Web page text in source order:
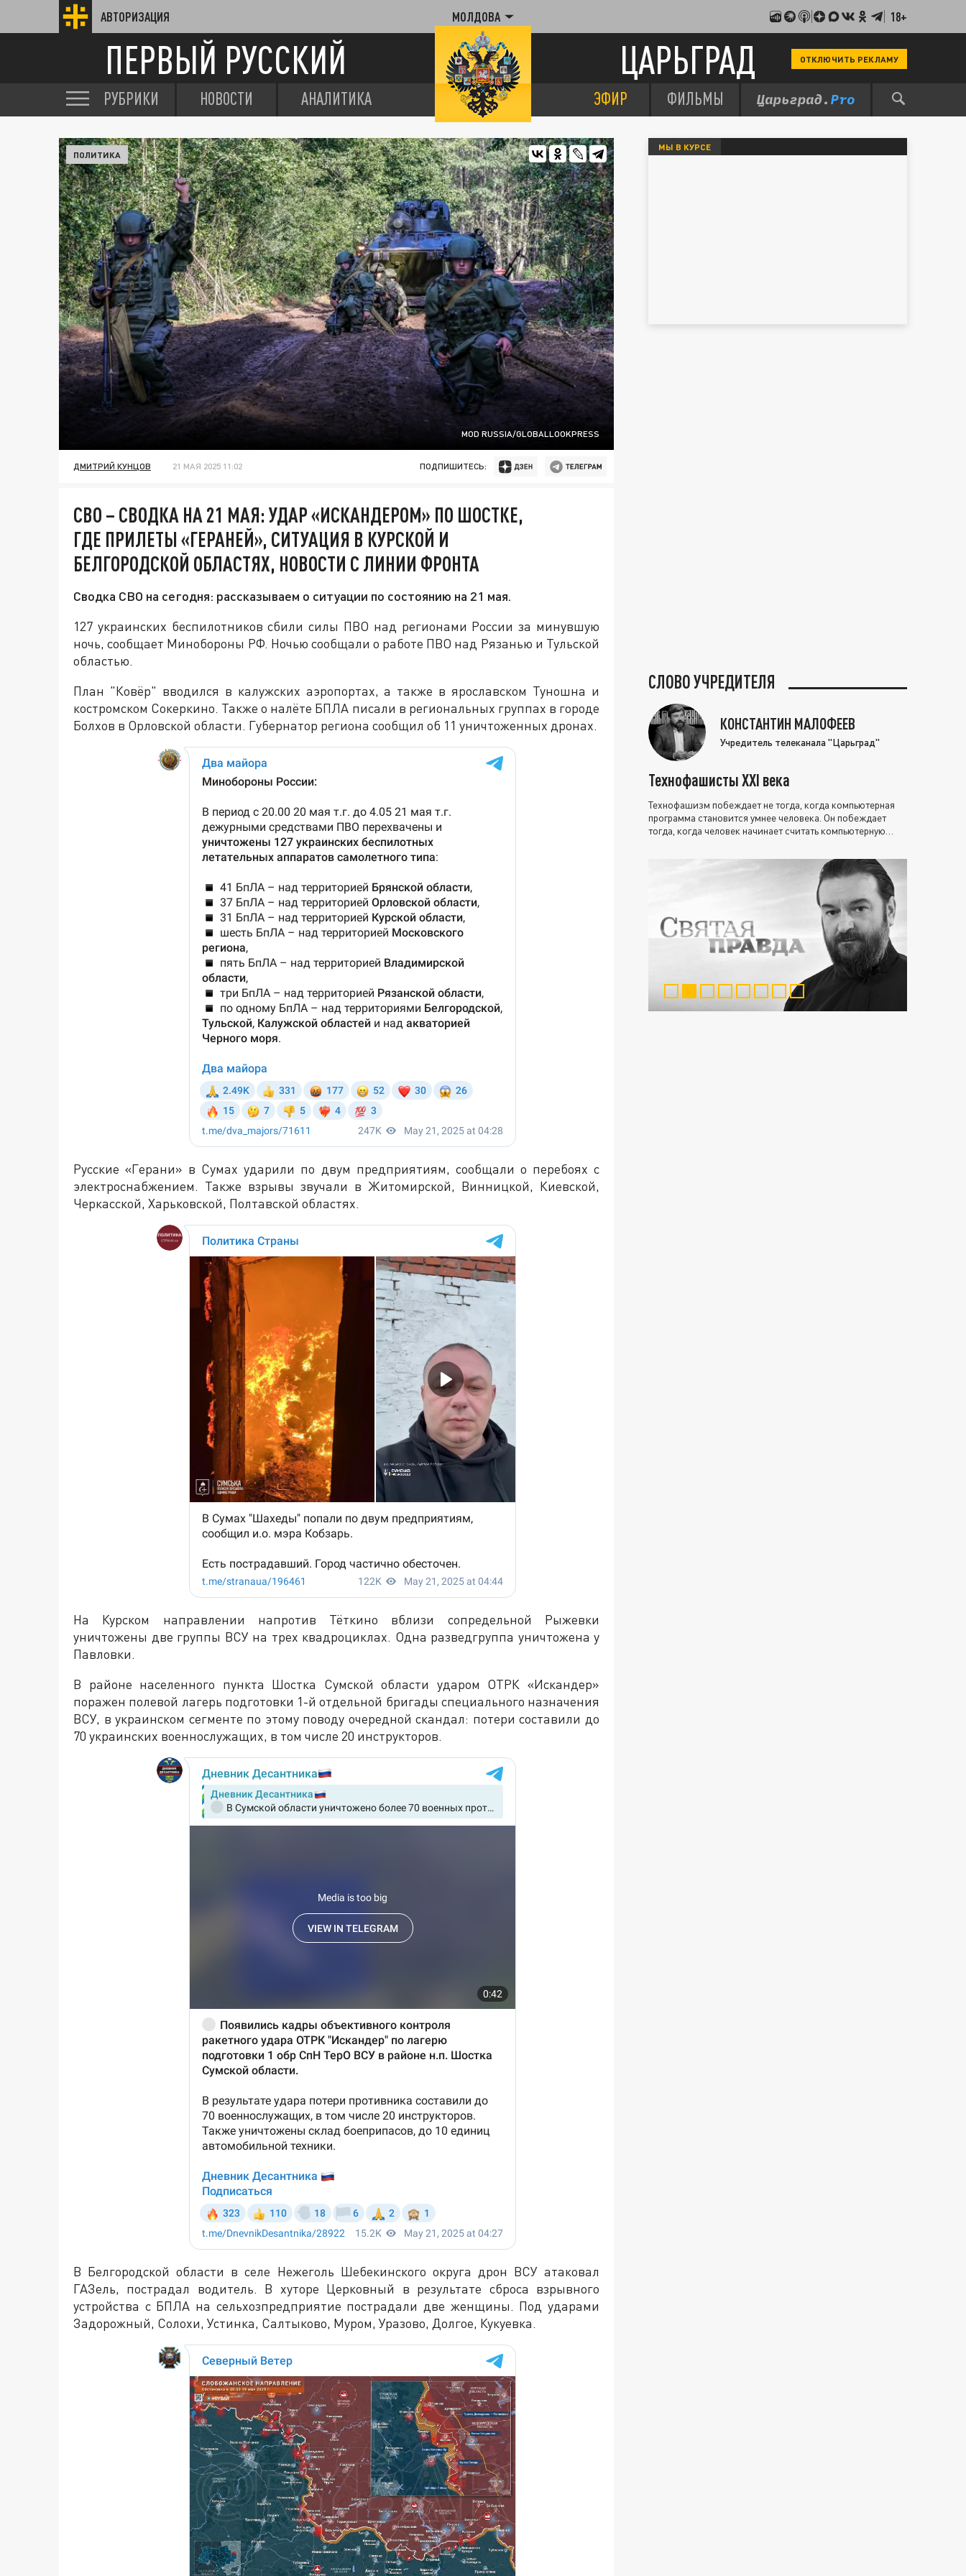
АВТОРИЗАЦИЯ МОЛДОВА 18+
ПЕРВЫЙ РУССКИЙ ЦАРЬГРАД ОТКЛЮЧИТЬ РЕКЛАМУ
РУБРИКИ НОВОСТИ АНАЛИТИКА ЭФИР ФИЛЬМЫ
MOD RUSSIA/GLOBALLOOKPRESS
ПОЛИТИКА
ДМИТРИЙ КУНЦОВ 21 МАЯ 2025 11:02 ПОДПИШИТЕСЬ:
СВО – СВОДКА НА 21 МАЯ: УДАР «ИСКАНДЕРОМ» ПО ШОСТКЕ,
ГДЕ ПРИЛЕТЫ «ГЕРАНЕЙ», СИТУАЦИЯ В КУРСКОЙ И
БЕЛГОРОДСКОЙ ОБЛАСТЯХ, НОВОСТИ С ЛИНИИ ФРОНТА
Сводка СВО на сегодня: рассказываем о ситуации по состоянию на 21 мая.
127 украинских беспилотников сбили силы ПВО над регионами России за минувшую
ночь, сообщает Минобороны РФ. Ночью сообщали о работе ПВО над Рязанью и Тульской
областью.
План "Ковёр" вводился в калужских аэропортах, а также в ярославском Туношна и
костромском Сокеркино. Также о налёте БПЛА писали в региональных группах в городе
Болхов в Орловской области. Губернатор региона сообщил об 11 уничтоженных дронах.
Русские «Герани» в Сумах ударили по двум предприятиям, сообщали о перебоях с
электроснабжением. Также взрывы звучали в Житомирской, Винницкой, Киевской,
Черкасской, Харьковской, Полтавской областях.
На Курском направлении напротив Тёткино вблизи сопредельной Рыжевки
уничтожены две группы ВСУ на трех квадроциклах. Одна разведгруппа уничтожена у
Павловки.
В районе населенного пункта Шостка Сумской области ударом ОТРК «Искандер»
поражен полевой лагерь подготовки 1-й отдельной бригады специального назначения
ВСУ, в украинском сегменте по этому поводу очередной скандал: потери составили до
70 украинских военнослужащих, в том числе 20 инструкторов.
В Белгородской области в селе Нежеголь Шебекинского округа дрон ВСУ атаковал
ГАЗель, пострадал водитель. В хуторе Церковный в результате сброса взрывного
устройства с БПЛА на сельхозпредприятие пострадали две женщины. Под ударами
Задорожный, Солохи, Устинка, Салтыково, Муром, Уразово, Долгое, Кукуевка.
МЫ В КУРСЕ
СЛОВО УЧРЕДИТЕЛЯ
КОНСТАНТИН МАЛОФЕЕВ
Учредитель телеканала "Царьград"
Технофашисты XXI века
Технофашизм побеждает не тогда, когда компьютерная
программа становится умнее человека. Он побеждает
тогда, когда человек начинает считать компьютерную